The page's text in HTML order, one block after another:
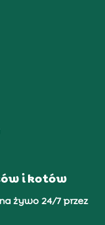
i kotów
żywo 24/7 przez